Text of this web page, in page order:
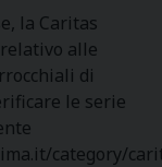
la Caritas
alle
di
le serie
category/